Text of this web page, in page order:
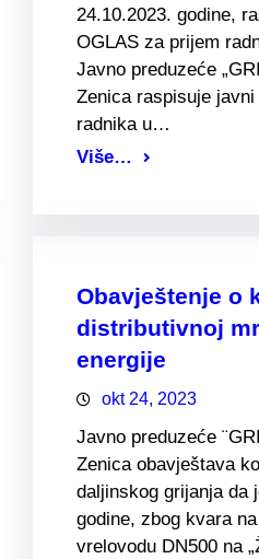
24.10.2023. godine,
OGLAS za prijem
Javno preduzeće
Zenica raspisuje
radnika u…
Više…
Obavještenje o
distributivnoj
energije
okt 24, 2023
Javno preduzeće
Zenica obavještava
daljinskog grijanja da
godine, zbog kvara
vrelovodu DN500 na